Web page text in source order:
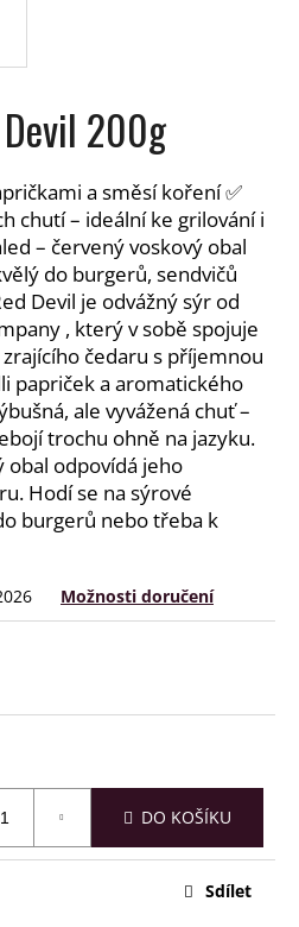
200g
a směsí koření ✅
chutí – ideální ke grilování i
– červený voskový obal
do burgerů, sendvičů
Devil je odvážný sýr od
, který v sobě spojuje
čedaru s příjemnou
papriček a aromatického
ale vyvážená chuť –
trochu ohně na jazyku.
obal odpovídá jeho
Hodí se na sýrové
burgerů nebo třeba k
Možnosti doručení
DO KOŠÍKU
Sdílet